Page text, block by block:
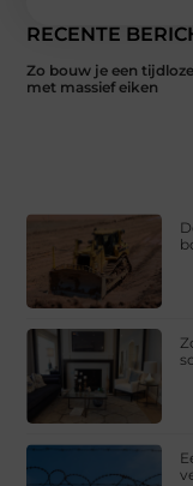
RECENTE
Zo bouw je een
met massief eiken